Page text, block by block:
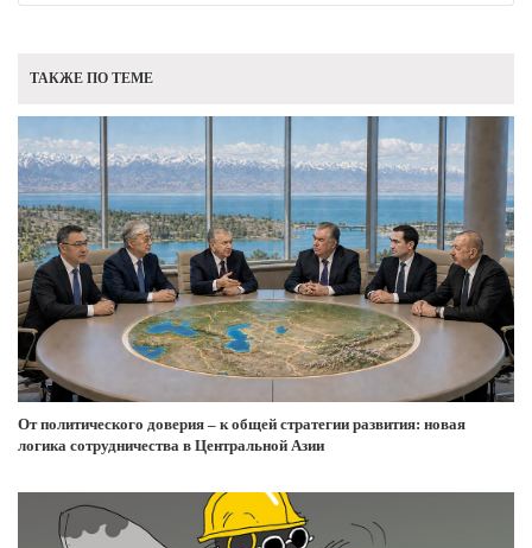
ТАКЖЕ ПО ТЕМЕ
От политического доверия – к общей стратегии развития: новая
логика сотрудничества в Центральной Азии